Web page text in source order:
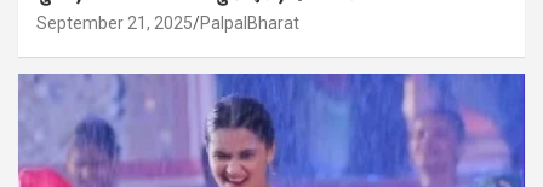
September 21, 2025 PalpalBharat